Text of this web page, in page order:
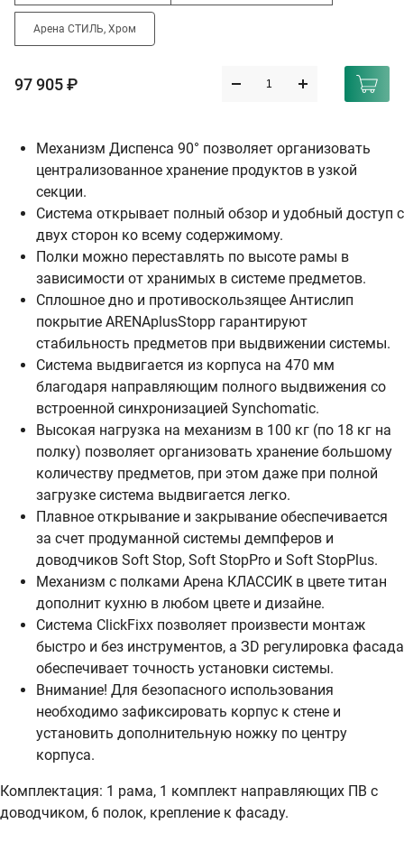
Арена СТИЛЬ, Хром
97 905 ₽
Механизм Диспенса 90° позволяет организовать
централизованное хранение продуктов в узкой
секции.
Система открывает полный обзор и удобный доступ с
двух сторон ко всему содержимому.
Полки можно переставлять по высоте рамы в
зависимости от хранимых в системе предметов.
Сплошное дно и противоскользящее Антислип
покрытие ARENAplusStopp гарантируют
стабильность предметов при выдвижении системы.
Система выдвигается из корпуса на 470 мм
благодаря направляющим полного выдвижения со
встроенной синхронизацией Synchomatic.
Высокая нагрузка на механизм в 100 кг (по 18 кг на
полку) позволяет организовать хранение большому
количеству предметов, при этом даже при полной
загрузке система выдвигается легко.
Плавное открывание и закрывание обеспечивается
за счет продуманной системы демпферов и
доводчиков Soft Stop, Soft StopPro и Soft StopPlus.
Механизм с полками Арена КЛАССИК в цвете титан
дополнит кухню в любом цвете и дизайне.
Система ClickFixx позволяет произвести монтаж
быстро и без инструментов, а ЗD регулировка фасада
обеспечивает точность установки системы.
Внимание! Для безопасного использования
необходимо зафиксировать корпус к стене и
установить дополнительную ножку по центру
корпуса.
Комплектация: 1 рама, 1 комплект направляющих ПВ с
доводчиком, 6 полок, крепление к фасаду.